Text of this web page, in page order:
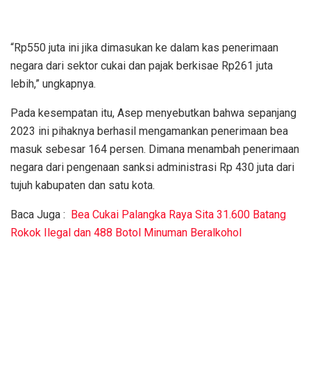
“Rp550 juta ini jika dimasukan ke dalam kas penerimaan
negara dari sektor cukai dan pajak berkisae Rp261 juta
lebih,” ungkapnya.
Pada kesempatan itu, Asep menyebutkan bahwa sepanjang
2023 ini pihaknya berhasil mengamankan penerimaan bea
masuk sebesar 164 persen. Dimana menambah penerimaan
negara dari pengenaan sanksi administrasi Rp 430 juta dari
tujuh kabupaten dan satu kota.
Baca Juga : Bea Cukai Palangka Raya Sita 31.600 Batang
Rokok Ilegal dan 488 Botol Minuman Beralkohol